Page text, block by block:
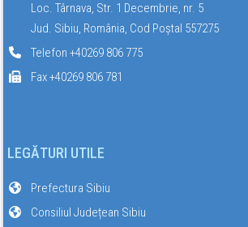
Loc. Târnava, Str. 1 Decembrie, nr. 5
Jud. Sibiu, România, Cod Poștal 557275
Telefon +40269 806 775
Fax +40269 806 781
LEGĂTURI UTILE
Prefectura Sibiu
Consiliul Județean Sibiu